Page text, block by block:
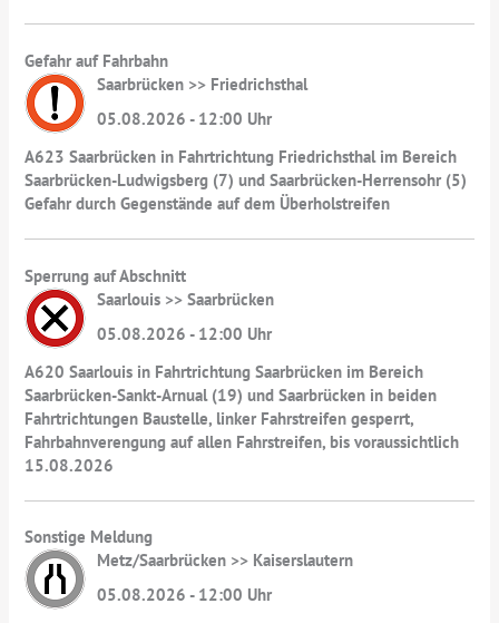
Gefahr auf Fahrbahn
Saarbrücken >> Friedrichsthal
05.08.2026 - 12:00 Uhr
A623 Saarbrücken in Fahrtrichtung Friedrichsthal im Bereich
Saarbrücken-Ludwigsberg (7) und Saarbrücken-Herrensohr (5)
Gefahr durch Gegenstände auf dem Überholstreifen
Sperrung auf Abschnitt
Saarlouis >> Saarbrücken
05.08.2026 - 12:00 Uhr
A620 Saarlouis in Fahrtrichtung Saarbrücken im Bereich
Saarbrücken-Sankt-Arnual (19) und Saarbrücken in beiden
Fahrtrichtungen Baustelle, linker Fahrstreifen gesperrt,
Fahrbahnverengung auf allen Fahrstreifen, bis voraussichtlich
15.08.2026
Sonstige Meldung
Metz/Saarbrücken >> Kaiserslautern
05.08.2026 - 12:00 Uhr